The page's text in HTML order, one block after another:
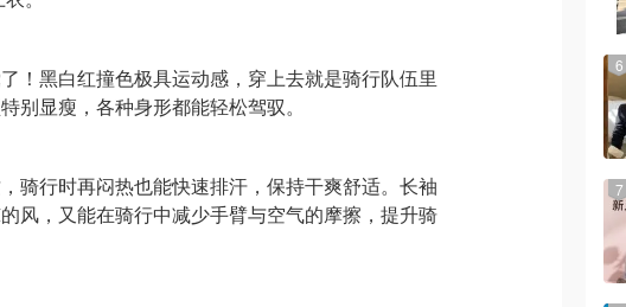
！黑白红撞色极具运动感，穿上去就是骑行队伍里
别显瘦，各种身形都能轻松驾驭。
骑行时再闷热也能快速排汗，保持干爽舒适。长袖
风，又能在骑行中减少手臂与空气的摩擦，提升骑